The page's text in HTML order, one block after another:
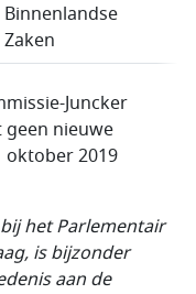
Binnenlandse
Zaken
Juncker
nieuwe
oktober 2019
het Parlementair
is bijzonder
aan de